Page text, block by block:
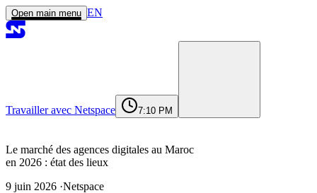
Open main menu EN
Travailler avec Netspace 7:10 PM
Le marché des agences digitales au Maroc
en 2026 : état des lieux
9 juin 2026 ·Netspace